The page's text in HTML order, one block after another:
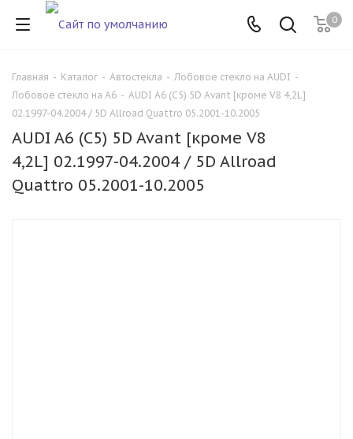
0
Главная - Каталог - Автостекла - Лобовое стекло на AUDI -
Лобовое стекло на A6 - AUDI A6 (C5) 5D Avant [кроме V8 4,2L]
02.1997-04.2004 / 5D Allroad Quattro 05.2001-10.2005
AUDI A6 (C5) 5D Avant [кроме V8
4,2L] 02.1997-04.2004 / 5D Allroad
Quattro 05.2001-10.2005